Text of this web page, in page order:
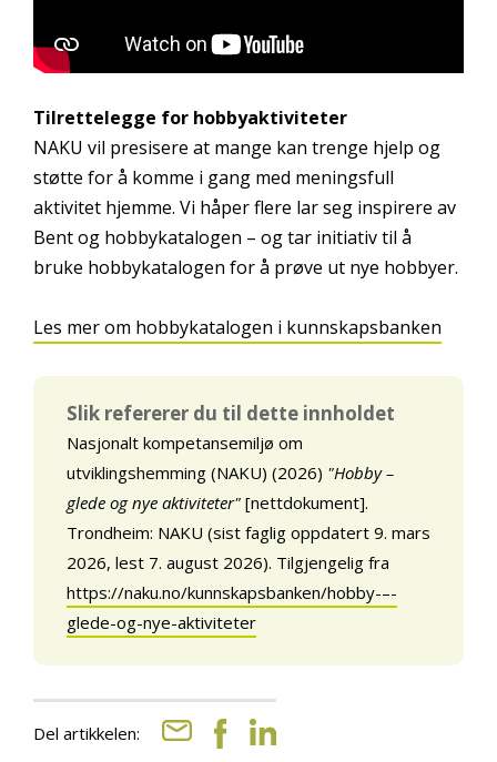
Tilrettelegge for hobbyaktiviteter
NAKU vil presisere at mange kan trenge hjelp og
støtte for å komme i gang med meningsfull
aktivitet hjemme. Vi håper flere lar seg inspirere av
Bent og hobbykatalogen – og tar initiativ til å
bruke hobbykatalogen for å prøve ut nye hobbyer.
Les mer om hobbykatalogen i kunnskapsbanken
Slik refererer du til dette innholdet
Nasjonalt kompetansemiljø om
utviklingshemming (NAKU) (2026) "Hobby –
glede og nye aktiviteter" [nettdokument].
Trondheim: NAKU (sist faglig oppdatert 9. mars
2026, lest 7. august 2026). Tilgjengelig fra
https://naku.no/kunnskapsbanken/hobby-–-
glede-og-nye-aktiviteter
Del artikkelen: